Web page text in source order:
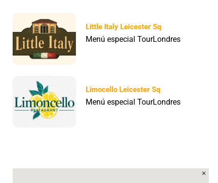
Little Italy Leicester Sq
Menú especial TourLondres
Limocello Leicester Sq
Menú especial TourLondres